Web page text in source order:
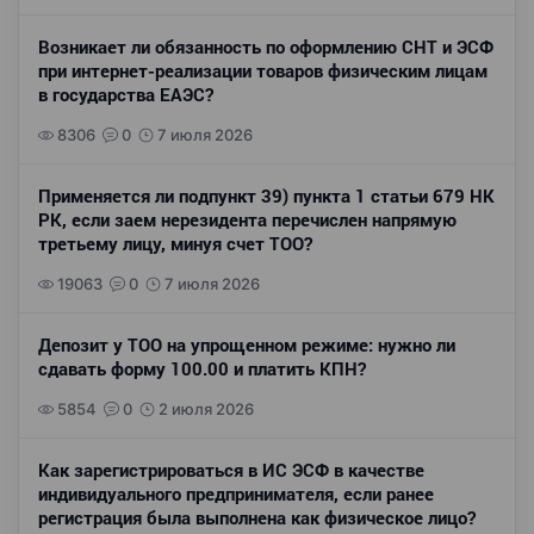
Возникает ли обязанность по оформлению СНТ и ЭСФ
при интернет-реализации товаров физическим лицам
в государства ЕАЭС?
8306 0 7 июля 2026
Применяется ли подпункт 39) пункта 1 статьи 679 НК
РК, если заем нерезидента перечислен напрямую
третьему лицу, минуя счет ТОО?
19063 0 7 июля 2026
Депозит у ТОО на упрощенном режиме: нужно ли
сдавать форму 100.00 и платить КПН?
5854 0 2 июля 2026
Как зарегистрироваться в ИС ЭСФ в качестве
индивидуального предпринимателя, если ранее
регистрация была выполнена как физическое лицо?